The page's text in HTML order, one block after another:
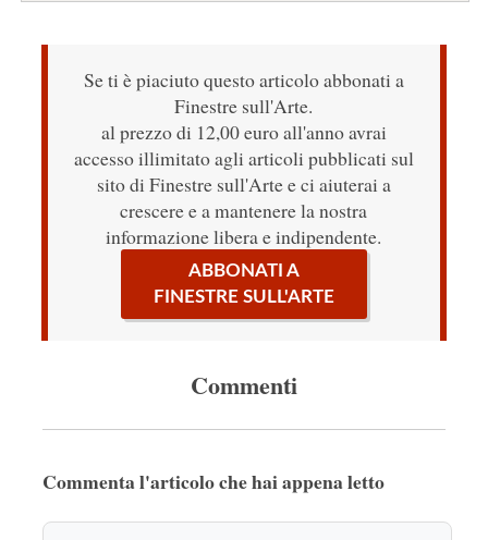
Se ti è piaciuto questo articolo abbonati a
Finestre sull'Arte.
al prezzo di 12,00 euro all'anno avrai
accesso illimitato agli articoli pubblicati sul
sito di Finestre sull'Arte e ci aiuterai a
crescere e a mantenere la nostra
informazione libera e indipendente.
ABBONATI A
FINESTRE SULL'ARTE
Commenti
Commenta l'articolo che hai appena letto